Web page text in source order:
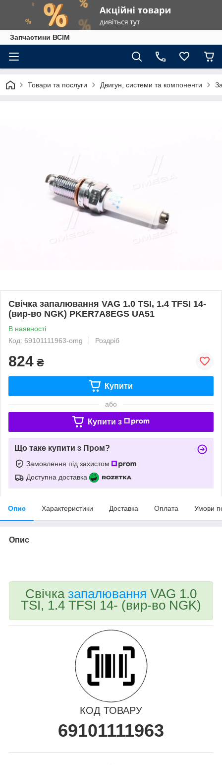
Запчастини ВСІМ
Товари та послуги Двигун, системи та компоненти
Свічка запалювання VAG 1.0 TSI, 1.4 TFSI 14-
(вир-во NGK) PKER7A8EGS UA51
В наявності
Код: 69101111963-omg
Роздріб
824 ₴
Купити
або
Купити з
Що таке купити з Пром?
Замовлення під захистом
Доступна доставка
Опис Характеристики Доставка Оплата Умови
Опис
Свічка запалювання VAG 1.0
TSI, 1.4 TFSI 14- (вир-во NGK)
КОД ТОВАРУ
69101111963